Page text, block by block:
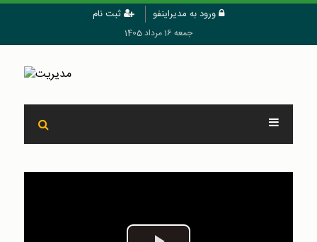
ورود به مدیراینفو ثبت نام
جمعه 16 مرداد 1405